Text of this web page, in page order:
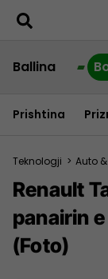
Ballina
Prishtina
Teknologji > Auto
Renault
panairin
(Foto)